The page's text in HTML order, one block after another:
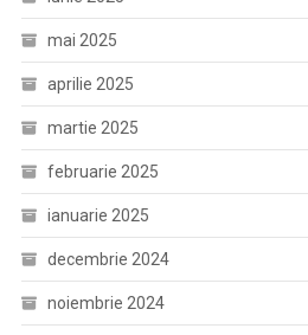
mai 2025
aprilie 2025
martie 2025
februarie 2025
ianuarie 2025
decembrie 2024
noiembrie 2024